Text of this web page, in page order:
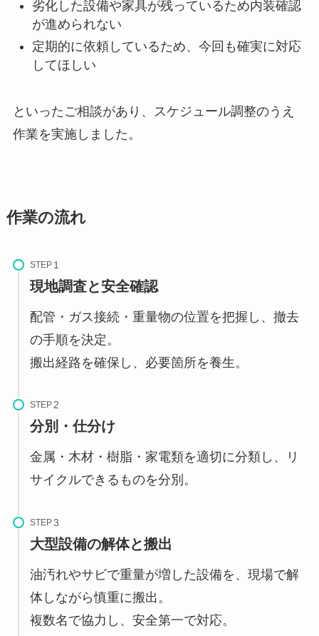
劣化した設備や家具が残っているため内装確認
が進められない
定期的に依頼しているため、今回も確実に対応
してほしい
といったご相談があり、スケジュール調整のうえ
作業を実施しました。
作業の流れ
STEP
現地調査と安全確認
配管・ガス接続・重量物の位置を把握し、撤去
の手順を決定。
搬出経路を確保し、必要箇所を養生。
STEP
分別・仕分け
金属・木材・樹脂・家電類を適切に分類し、リ
サイクルできるものを分別。
STEP
大型設備の解体と搬出
油汚れやサビで重量が増した設備を、現場で解
体しながら慎重に搬出。
複数名で協力し、安全第一で対応。